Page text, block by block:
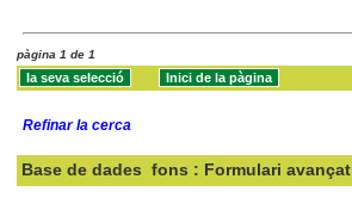
pàgina 1 de 1
Refinar la cerca
Base de dades fons : Formulari avançat